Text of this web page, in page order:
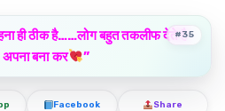
ही ठीक है……लोग बहुत तकलीफ देते है
बना कर
”
#35
Facebook Share